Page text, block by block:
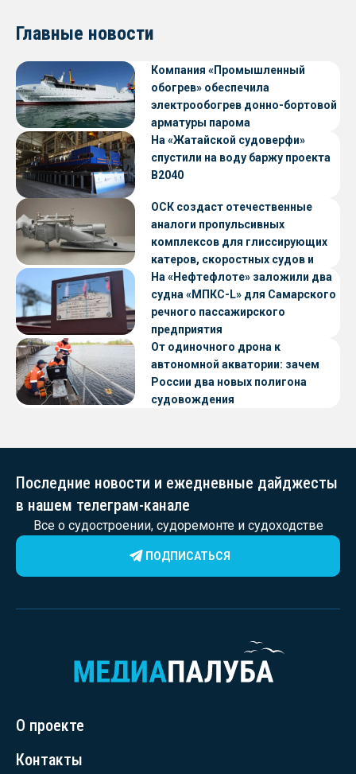
Главные новости
Компания «Промышленный
обогрев» обеспечила
электрообогрев донно-бортовой
арматуры парома
«Петропавловск» проекта CNF22
На «Жатайской судоверфи»
спустили на воду баржу проекта
В2040
ОСК создаст отечественные
аналоги пропульсивных
комплексов для глиссирующих
катеров, скоростных судов и
судов с малой осадкой
На «Нефтефлоте» заложили два
судна «МПКС-L» для Самарского
речного пассажирского
предприятия
От одиночного дрона к
автономной акватории: зачем
России два новых полигона
судовождения
Последние новости и ежедневные дайджесты
в нашем телеграм-канале
Все о судостроении, судоремонте и судоходстве
ПОДПИСАТЬСЯ
О проекте
Контакты